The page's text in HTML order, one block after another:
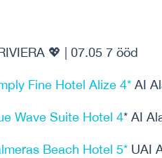
💖 | 07.05 7 ööd
Fine Hotel Alize 4* AI
Wave Suite Hotel 4* AI
Beach Hotel 5* UAI